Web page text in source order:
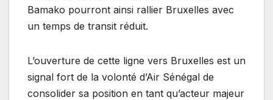
Bamako pourront ainsi rallier Bruxelles avec
un temps de transit réduit.
L’ouverture de cette ligne vers Bruxelles est un
signal fort de la volonté d’Air Sénégal de
consolider sa position en tant qu’acteur majeur